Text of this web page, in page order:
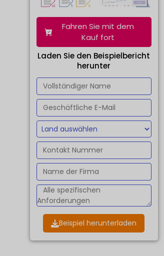
Fahren Sie mit dem
Kauf fort
Laden Sie den Beispielbericht
herunter
Beispiel herunterladen